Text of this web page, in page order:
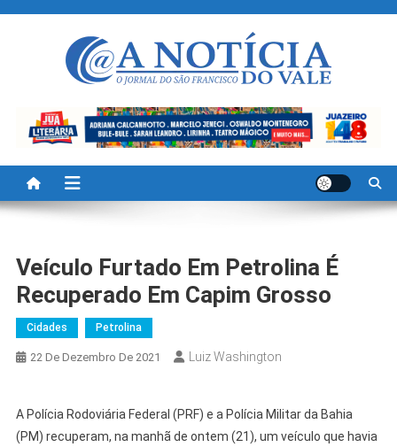
A Noticia Do Vale
Veículo Furtado Em Petrolina É
Recuperado Em Capim Grosso
Cidades Petrolina
22 De Dezembro De 2021 Luiz Washington
A Polícia Rodoviária Federal (PRF) e a Polícia Militar da Bahia
(PM) recuperam, na manhã de ontem (21), um veículo que havia